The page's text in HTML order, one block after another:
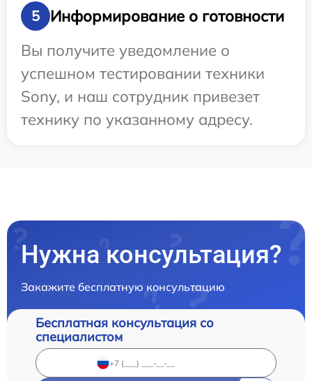
5
Информирование о готовности
Вы получите уведомление о
успешном тестировании техники
Sony, и наш сотрудник привезет
технику по указанному адресу.
Нужна консультация?
Закажите бесплатную консультацию
Бесплатная консультация со
специалистом